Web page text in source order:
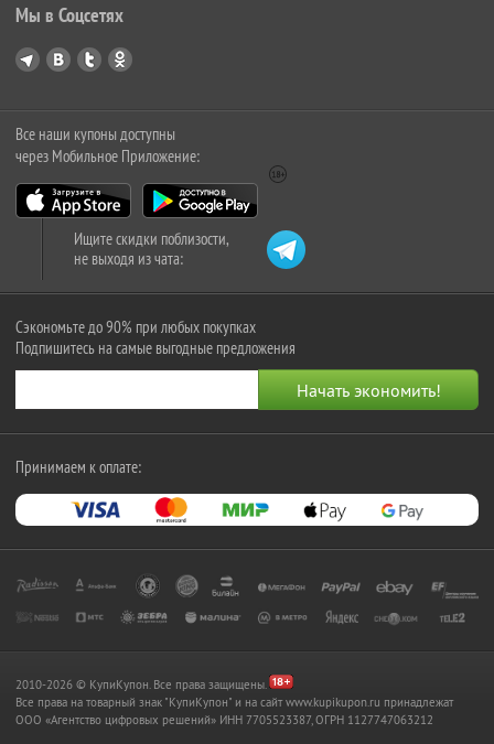
Мы в Соцсетях
Все наши купоны доступны
через Мобильное Приложение:
Ищите скидки поблизости,
не выходя из чата:
Сэкономьте до 90% при любых покупках
Подпишитесь на самые выгодные предложения
Принимаем к оплате:
2010-2026 © КупиКупон. Все права защищены.
Все права на товарный знак "КупиКупон" и на сайт www.kupikupon.ru принадлежат
OOO «Агентство цифровых решений» ИНН 7705523387, ОГРН 1127747063212